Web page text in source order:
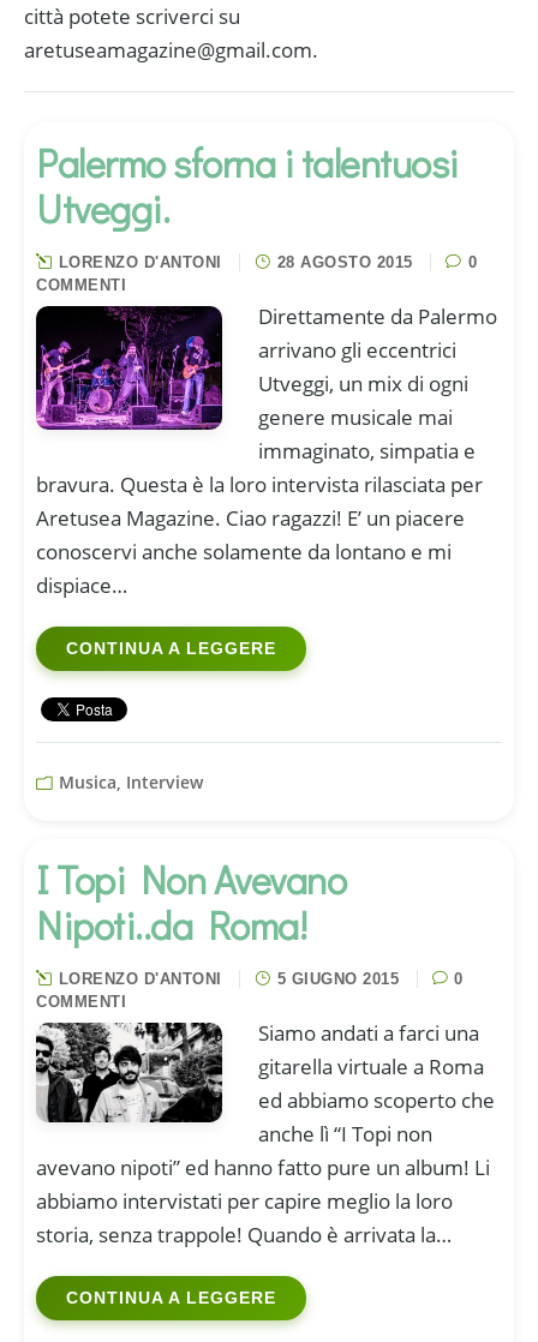
città potete scriverci su
aretuseamagazine@gmail.com.
Palermo sforna i talentuosi
Utveggi.
LORENZO D'ANTONI 28 AGOSTO 2015
0
COMMENTI
Direttamente da Palermo
arrivano gli eccentrici
Utveggi, un mix di ogni
genere musicale mai
immaginato, simpatia e
bravura. Questa è la loro intervista rilasciata per
Aretusea Magazine. Ciao ragazzi! E’ un piacere
conoscervi anche solamente da lontano e mi
dispiace…
CONTINUA A LEGGERE
Musica, Interview
I Topi Non Avevano
Nipoti..da Roma!
LORENZO D'ANTONI 5 GIUGNO 2015
0
COMMENTI
Siamo andati a farci una
gitarella virtuale a Roma
ed abbiamo scoperto che
anche lì “I Topi non
avevano nipoti” ed hanno fatto pure un album! Li
abbiamo intervistati per capire meglio la loro
storia, senza trappole! Quando è arrivata la…
CONTINUA A LEGGERE